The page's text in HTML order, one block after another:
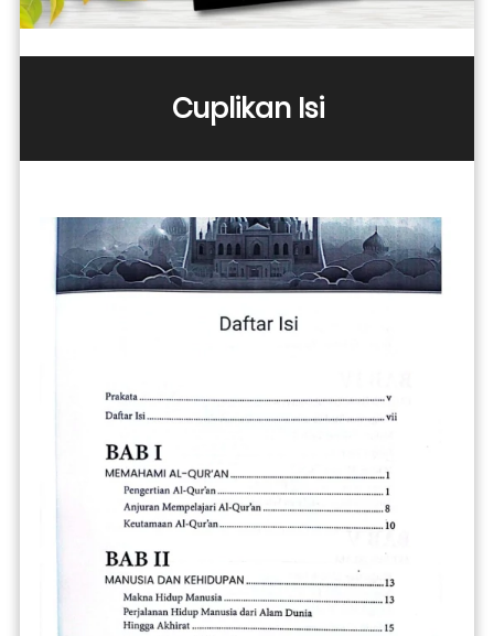
Cuplikan Isi